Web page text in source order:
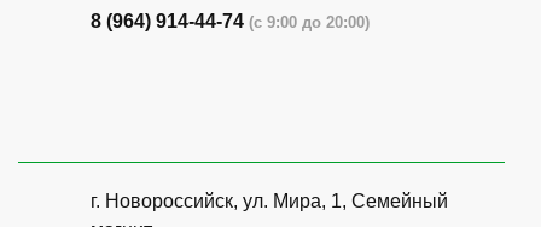
8 (964) 914-44-74 (с 9:00 до 20:00)
г. Новороссийск, ул. Мира, 1, Семейный